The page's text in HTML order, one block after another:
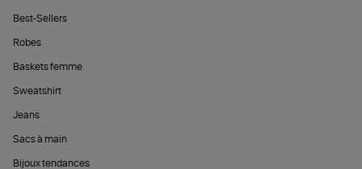
Best-Sellers
Robes
Baskets femme
Sweatshirt
Jeans
Sacs à main
Bijoux tendances